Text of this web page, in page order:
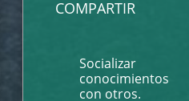
COMPARTIR
Socializar
conocimientos
con otros.